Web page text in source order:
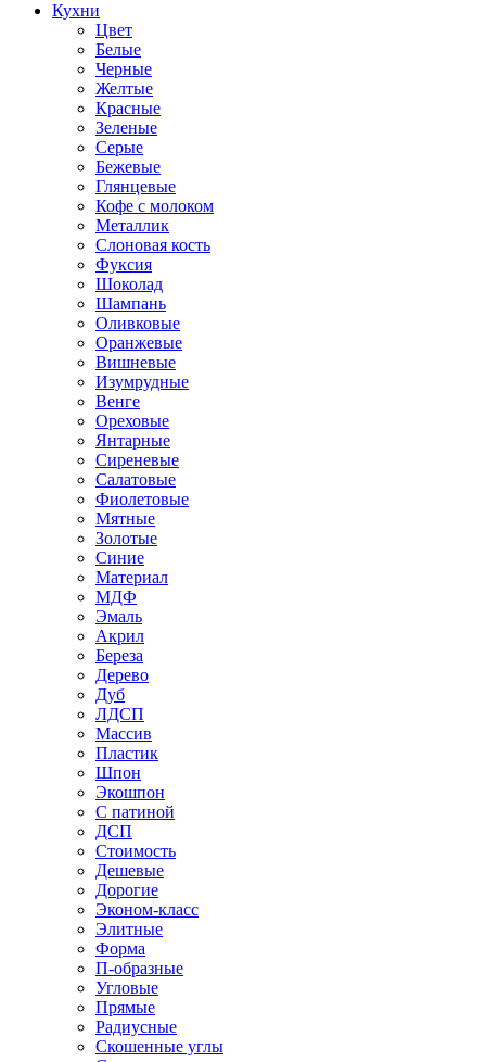
Кухни
Цвет
Белые
Черные
Желтые
Красные
Зеленые
Серые
Бежевые
Глянцевые
Кофе с молоком
Металлик
Слоновая кость
Фуксия
Шоколад
Шампань
Оливковые
Оранжевые
Вишневые
Изумрудные
Венге
Ореховые
Янтарные
Сиреневые
Салатовые
Фиолетовые
Мятные
Золотые
Синие
Материал
МДФ
Эмаль
Акрил
Береза
Дерево
Дуб
ЛДСП
Массив
Пластик
Шпон
Экошпон
С патиной
ДСП
Стоимость
Дешевые
Дорогие
Эконом-класс
Элитные
Форма
П-образные
Угловые
Прямые
Радиусные
Скошенные углы